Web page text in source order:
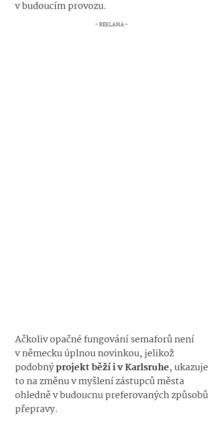
v budoucím provozu.
Ačkoliv opačné fungování semaforů není
v německu úplnou novinkou, jelikož
podobnýprojekt běží i v Karlsruhe, ukazuje
to na změnu v myšlení zástupců města
ohledně v budoucnu preferovaných způsobů
přepravy.